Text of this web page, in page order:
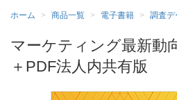
ホーム 商品一覧 電子書籍 調査デ
マーケティング最新動
＋PDF法人内共有版